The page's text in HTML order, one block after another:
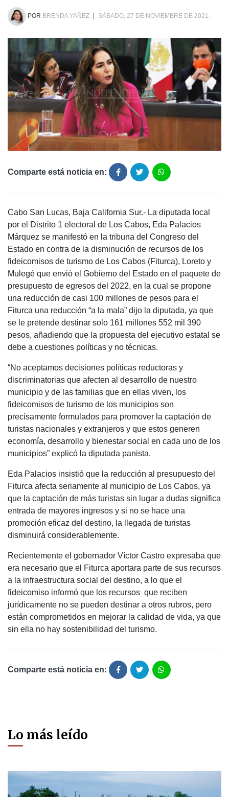
POR BRENDA YAÑEZ SÁBADO, 27 DE NOVIEMBRE DE 2021.
Comparte está noticia en:
Cabo San Lucas, Baja California Sur.- La diputada local
por el Distrito 1 electoral de Los Cabos, Eda Palacios
Márquez se manifestó en la tribuna del Congreso del
Estado en contra de la disminución de recursos de los
fideicomisos de turismo de Los Cabos (Fiturca), Loreto y
Mulegé que envió el Gobierno del Estado en el paquete de
presupuesto de egresos del 2022, en la cual se propone
una reducción de casi 100 millones de pesos para el
Fiturca una reducción “a la mala” dijo la diputada, ya que
se le pretende destinar solo 161 millones 552 mil 390
pesos, añadiendo que la propuesta del ejecutivo estatal se
debe a cuestiones políticas y no técnicas.
“No aceptamos decisiones políticas reductoras y
discriminatorias que afecten al desarrollo de nuestro
municipio y de las familias que en ellas viven, los
fideicomisos de turismo de los municipios son
precisamente formulados para promover la captación de
turistas nacionales y extranjeros y que estos generen
economía, desarrollo y bienestar social en cada uno de los
municipios” explicó la diputada panista.
Eda Palacios insistió que la reducción al presupuesto del
Fiturca afecta seriamente al municipio de Los Cabos, ya
que la captación de más turistas sin lugar a dudas significa
entrada de mayores ingresos y si no se hace una
promoción eficaz del destino, la llegada de turistas
disminuirá considerablemente.
Recientemente el gobernador Víctor Castro expresaba que
era necesario que el Fiturca aportara parte de sus recursos
a la infraestructura social del destino, a lo que el
fideicomiso informó que los recursos que reciben
jurídicamente no se pueden destinar a otros rubros, pero
están comprometidos en mejorar la calidad de vida, ya que
sin ella no hay sostenibilidad del turismo.
Comparte está noticia en:
Lo más leído